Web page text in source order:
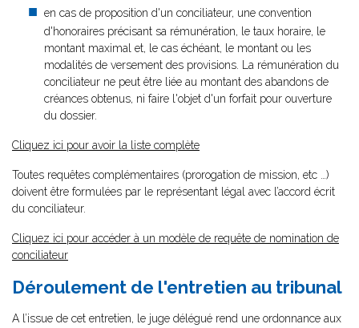
en cas de proposition d'un conciliateur, une convention
d'honoraires précisant sa rémunération, le taux horaire, le
montant maximal et, le cas échéant, le montant ou les
modalités de versement des provisions. La rémunération du
conciliateur ne peut être liée au montant des abandons de
créances obtenus, ni faire l'objet d'un forfait pour ouverture
du dossier.
Cliquez ici pour avoir la liste complète
Toutes requêtes complémentaires (prorogation de mission, etc …)
doivent être formulées par le représentant légal avec l’accord écrit
du conciliateur.
Cliquez ici pour accéder à un modèle de requête de nomination de
conciliateur
Déroulement de l'entretien au tribunal
A l’issue de cet entretien, le juge délégué rend une ordonnance aux